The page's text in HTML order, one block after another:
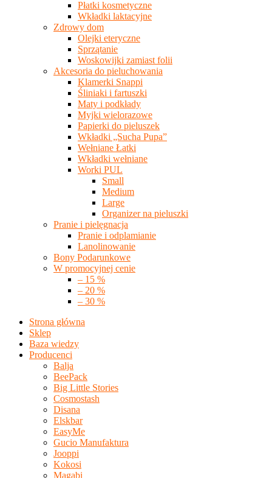
Płatki kosmetyczne
Wkładki laktacyjne
Zdrowy dom
Olejki eteryczne
Sprzątanie
Woskowijki zamiast folii
Akcesoria do pieluchowania
Klamerki Snappi
Śliniaki i fartuszki
Maty i podkłady
Myjki wielorazowe
Papierki do pieluszek
Wkładki „Sucha Pupa”
Wełniane Łatki
Wkładki wełniane
Worki PUL
Small
Medium
Large
Organizer na pieluszki
Pranie i pielęgnacja
Pranie i odplamianie
Lanolinowanie
Bony Podarunkowe
W promocyjnej cenie
– 15 %
– 20 %
– 30 %
Strona główna
Sklep
Baza wiedzy
Producenci
Balja
BeePack
Big Little Stories
Cosmostash
Disana
Elskbar
EasyMe
Gucio Manufaktura
Jooppi
Kokosi
Magabi